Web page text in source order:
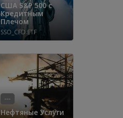
США S&P 500 с
Кредитным
Плечом
SSO_CFD.ETF
---
Нефтяные Услуги